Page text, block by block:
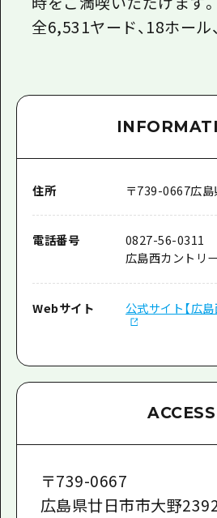
全6,531ヤード、18ホール
住所 〒739-0667広
電話番号
0827-56-0311
広島西カントリ
Webサイト 公式サイト【広
ACCESS
〒739-0667
広島県廿日市市大野